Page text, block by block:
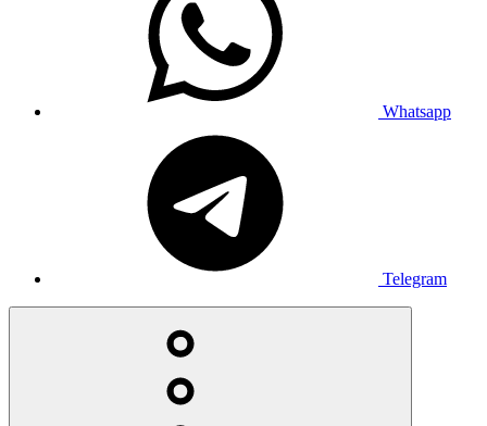
Whatsapp
Telegram